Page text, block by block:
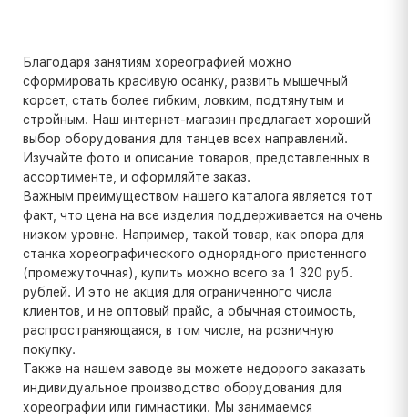
Благодаря занятиям хореографией можно
сформировать красивую осанку, развить мышечный
корсет, стать более гибким, ловким, подтянутым и
стройным. Наш интернет-магазин предлагает хороший
выбор оборудования для танцев всех направлений.
Изучайте фото и описание товаров, представленных в
ассортименте, и оформляйте заказ.
Важным преимуществом нашего каталога является тот
факт, что цена на все изделия поддерживается на очень
низком уровне. Например, такой товар, как опора для
станка хореографического однорядного пристенного
(промежуточная), купить можно всего за 1 320 руб.
рублей. И это не акция для ограниченного числа
клиентов, и не оптовый прайс, а обычная стоимость,
распространяющаяся, в том числе, на розничную
покупку.
Также на нашем заводе вы можете недорого заказать
индивидуальное производство оборудования для
хореографии или гимнастики. Мы занимаемся